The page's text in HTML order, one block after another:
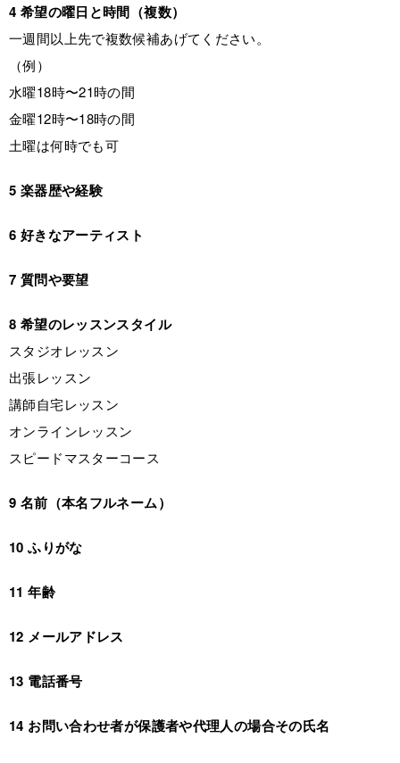
4 希望の曜日と時間（複数）
一週間以上先で複数候補あげてください。
（例）
水曜18時〜21時の間
金曜12時〜18時の間
土曜は何時でも可
5 楽器歴や経験
6 好きなアーティスト
7 質問や要望
8 希望のレッスンスタイル
スタジオレッスン
出張レッスン
講師自宅レッスン
オンラインレッスン
スピードマスターコース
9 名前（本名フルネーム）
10 ふりがな
11 年齢
12 メールアドレス
13 電話番号
14 お問い合わせ者が保護者や代理人の場合その氏名